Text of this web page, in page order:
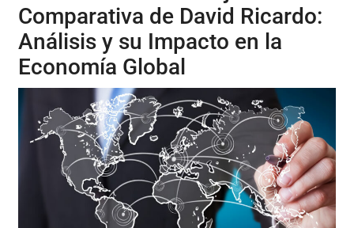
Comparativa de David Ricardo:
Análisis y su Impacto en la
Economía Global